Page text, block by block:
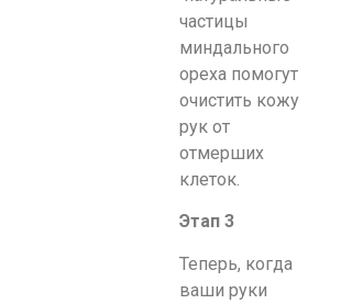
частицы
миндального
ореха помогут
очистить кожу
рук от
отмерших
клеток.
Этап 3
Теперь, когда
ваши руки